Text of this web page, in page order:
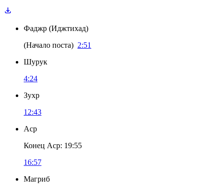
Фаджр (Иджтихад)
(Начало поста) 2:51
Шурук
4:24
Зухр
12:43
Аср
Конец Аср: 19:55
16:57
Магриб